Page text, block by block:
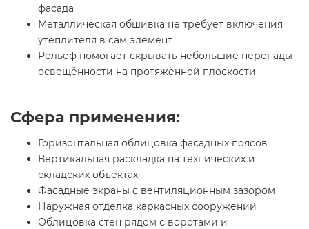
фасада
Металлическая обшивка не требует включения
утеплителя в сам элемент
Рельеф помогает скрывать небольшие перепады
освещённости на протяжённой плоскости
Сфера применения:
Горизонтальная облицовка фасадных поясов
Вертикальная раскладка на технических и
складских объектах
Фасадные экраны с вентиляционным зазором
Наружная отделка каркасных сооружений
Облицовка стен рядом с воротами и